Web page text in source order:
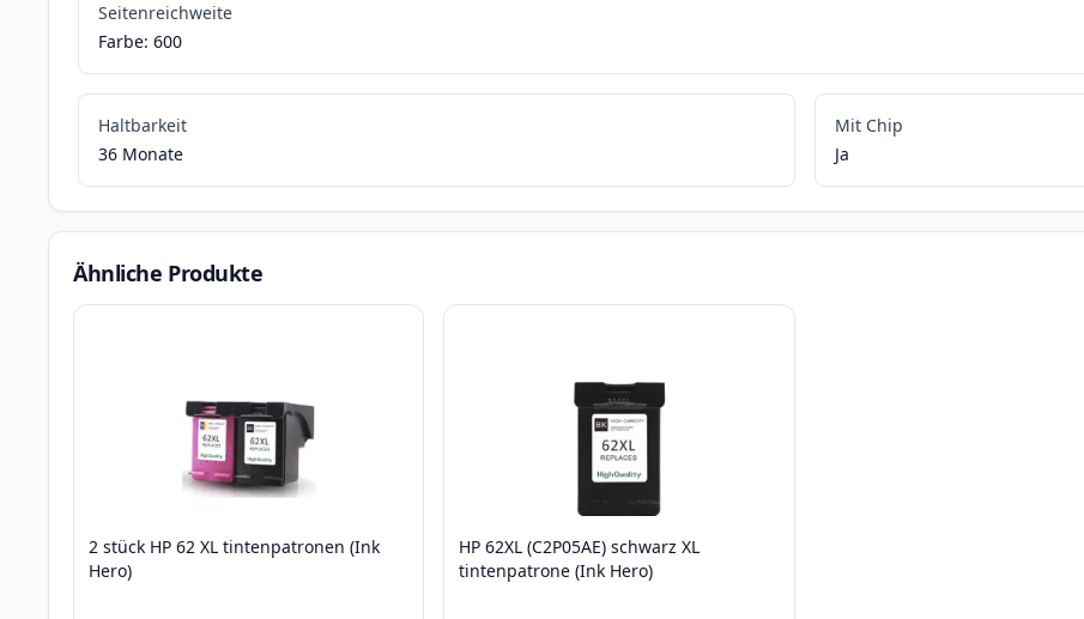
Seitenreichweite
Farbe: 600
Haltbarkeit
36 Monate
Mit Chip
Ja
Ähnliche Produkte
2 stück HP 62 XL tintenpatronen (Ink
Hero)
HP 62XL (C2P05AE) schwarz XL
tintenpatrone (Ink Hero)